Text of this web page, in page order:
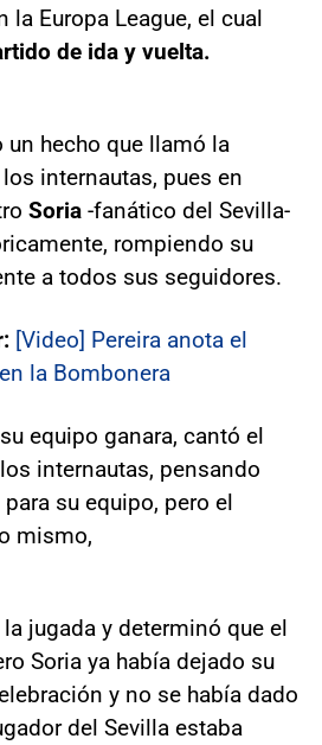
la Europa League, el cual
de ida y vuelta.
un hecho que llamó la
internautas, pues en
Soria -fanático del Sevilla-
rompiendo su
a todos sus seguidores.
[Video] Pereira anota el
la Bombonera
equipo ganara, cantó el
internautas, pensando
su equipo, pero el
mismo,
jugada y determinó que el
Soria ya había dejado su
y no se había dado
del Sevilla estaba